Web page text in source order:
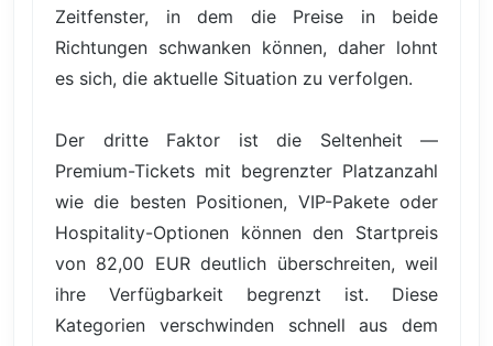
Zeitfenster, in dem die Preise in beide
Richtungen schwanken können, daher lohnt
es sich, die aktuelle Situation zu verfolgen.
Der dritte Faktor ist die Seltenheit —
Premium-Tickets mit begrenzter Platzanzahl
wie die besten Positionen, VIP-Pakete oder
Hospitality-Optionen können den Startpreis
von 82,00 EUR deutlich überschreiten, weil
ihre Verfügbarkeit begrenzt ist. Diese
Kategorien verschwinden schnell aus dem